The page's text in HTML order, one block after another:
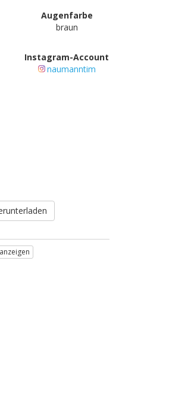
Augenfarbe
braun
Instagram-Account
naumanntim